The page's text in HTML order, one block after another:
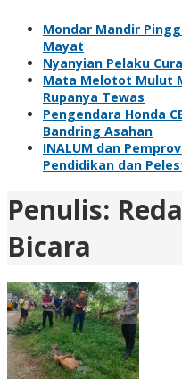
Mondar Mandir
Mayat
Nyanyian Pelaku
Mata Melotot Mulut
Rupanya Tewas
Pengendara Honda
Bandring Asahan
INALUM dan
Pendidikan dan
Penulis:
Bicara